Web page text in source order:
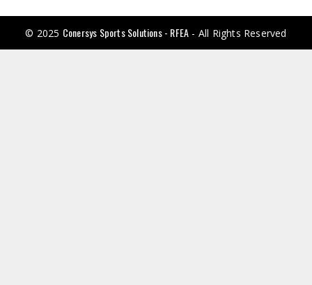
© 2025 Conersys Sports Solutions - RFEA - All Rights Reserved